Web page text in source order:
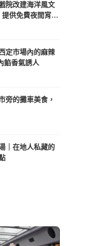
院改建海洋風文
供免費夜間宵
定市場內的麻辣
餡香氣誘人
旁的攤車美食，
｜在地人私藏的